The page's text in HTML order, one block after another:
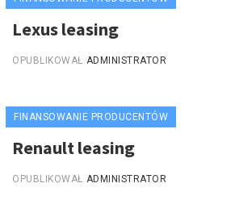
Lexus leasing
OPUBLIKOWAŁ ADMINISTRATOR
FINANSOWANIE PRODUCENTÓW
Renault leasing
OPUBLIKOWAŁ ADMINISTRATOR